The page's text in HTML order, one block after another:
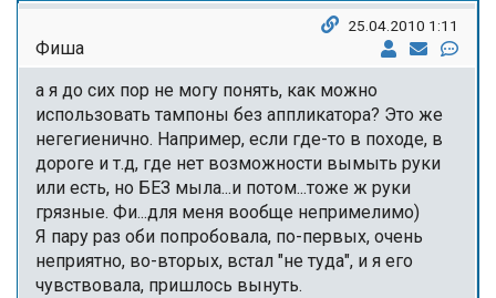
Фиша
25.04.2010 1:11
а я до сих пор не могу понять, как можно
использовать тампоны без аппликатора? Это же
негегиенично. Например, если где-то в походе, в
дороге и т.д, где нет возможности вымыть руки
или есть, но БЕЗ мыла...и потом...тоже ж руки
грязные. Фи...для меня вообще непримелимо)
Я пару раз оби попробовала, по-первых, очень
неприятно, во-вторых, встал "не туда", и я его
чувствовала, пришлось вынуть.